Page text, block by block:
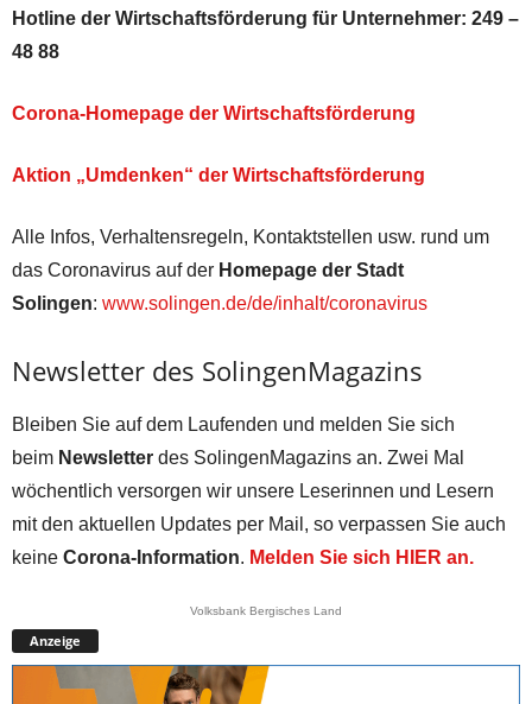
Hotline der Wirtschaftsförderung für Unternehmer: 249 –
48 88
Corona-Homepage der Wirtschaftsförderung
Aktion „Umdenken“ der Wirtschaftsförderung
Alle Infos, Verhaltensregeln, Kontaktstellen usw. rund um
das Coronavirus auf der Homepage der Stadt
Solingen: www.solingen.de/de/inhalt/coronavirus
Newsletter des SolingenMagazins
Bleiben Sie auf dem Laufenden und melden Sie sich
beim Newsletter des SolingenMagazins an. Zwei Mal
wöchentlich versorgen wir unsere Leserinnen und Lesern
mit den aktuellen Updates per Mail, so verpassen Sie auch
keine Corona-Information. Melden Sie sich HIER an.
Volksbank Bergisches Land
Anzeige